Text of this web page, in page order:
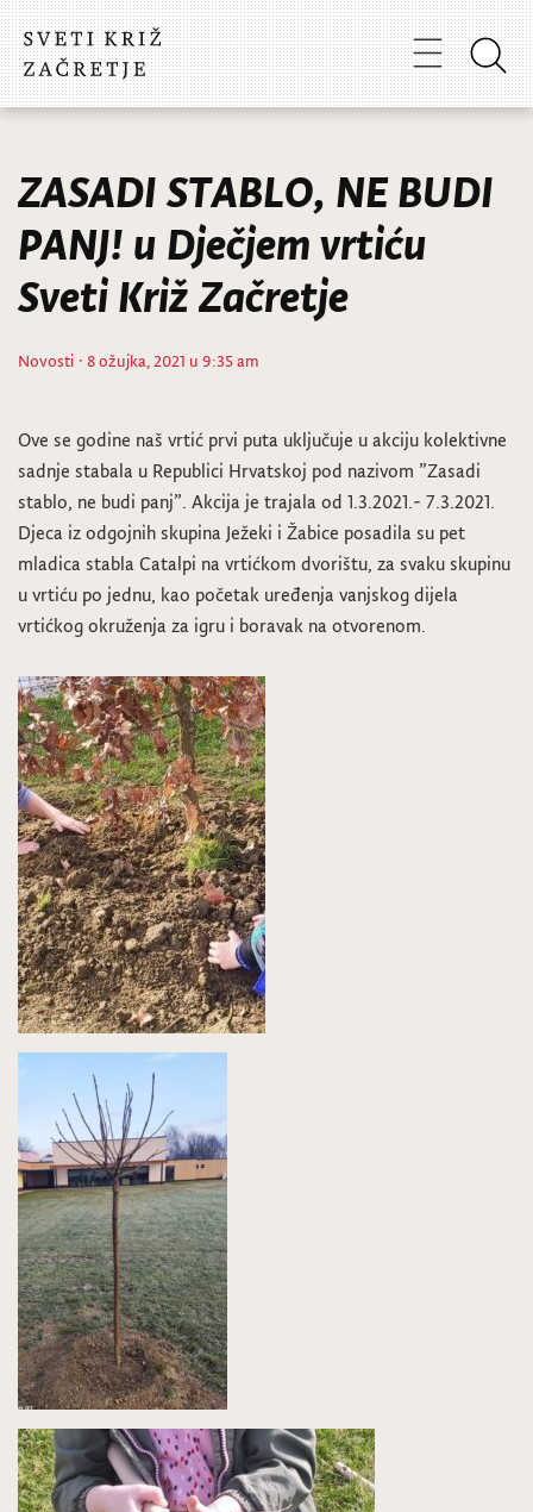
ZASADI STABLO, NE BUDI
PANJ! u Dječjem vrtiću
Sveti Križ Začretje
Novosti · 8 ožujka, 2021 u 9:35 am
Ove se godine naš vrtić prvi puta uključuje u akciju kolektivne
sadnje stabala u Republici Hrvatskoj pod nazivom ”Zasadi
stablo, ne budi panj”. Akcija je trajala od 1.3.2021.- 7.3.2021.
Djeca iz odgojnih skupina Ježeki i Žabice posadila su pet
mladica stabla Catalpi na vrtićkom dvorištu, za svaku skupinu
u vrtiću po jednu, kao početak uređenja vanjskog dijela
vrtićkog okruženja za igru i boravak na otvorenom.